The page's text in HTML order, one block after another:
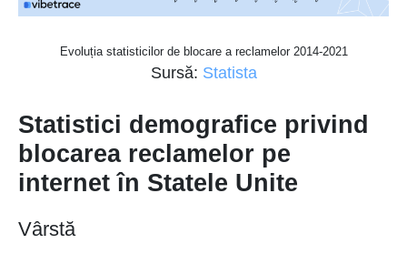
Evoluția statisticilor de blocare a reclamelor 2014-2021
Sursă: Statista
Statistici demografice privind
blocarea reclamelor pe
internet în Statele Unite
Vârstă